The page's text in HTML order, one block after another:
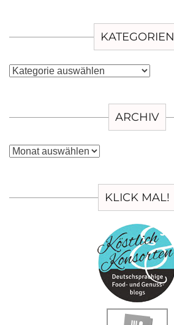
KATEGORIEN
Kategorien
ARCHIV
Archiv
KLICK MAL!